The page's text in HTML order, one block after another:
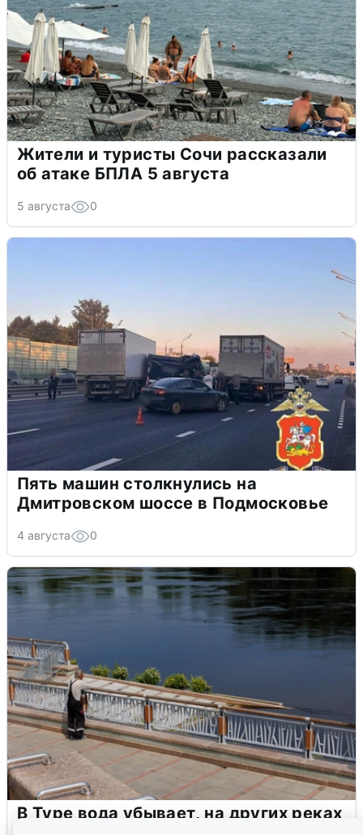
Жители и туристы Сочи рассказали
об атаке БПЛА 5 августа
5 августа 0
Пять машин столкнулись на
Дмитровском шоссе в Подмосковье
4 августа 0
В Туре вода убывает, на других реках